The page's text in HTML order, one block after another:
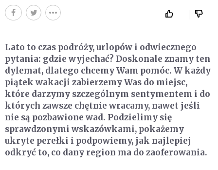
Lato to czas podróży, urlopów i odwiecznego
pytania: gdzie wyjechać? Doskonale znamy ten
dylemat, dlatego chcemy Wam pomóc. W każdy
piątek wakacji zabierzemy Was do miejsc,
które darzymy szczególnym sentymentem i do
których zawsze chętnie wracamy, nawet jeśli
nie są pozbawione wad. Podzielimy się
sprawdzonymi wskazówkami, pokażemy
ukryte perełki i podpowiemy, jak najlepiej
odkryć to, co dany region ma do zaoferowania.